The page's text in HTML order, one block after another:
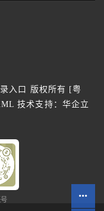
入口 版权所有 [粤
技术支持： 华企立